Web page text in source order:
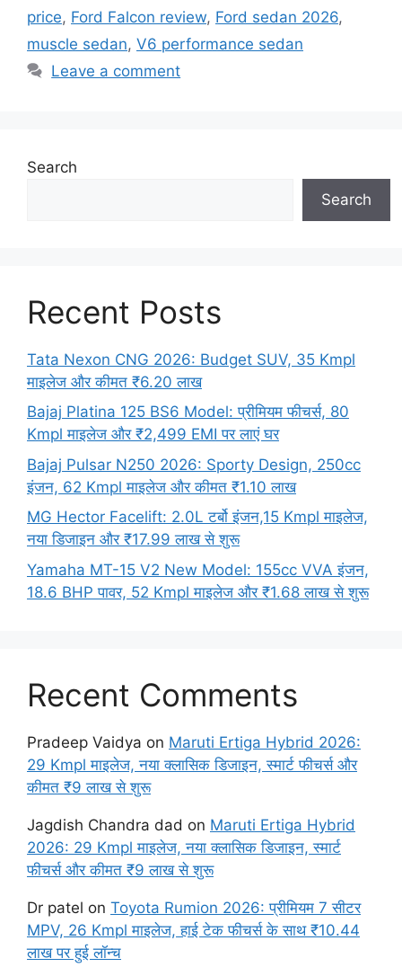
price, Ford Falcon review, Ford sedan 2026,
muscle sedan, V6 performance sedan
Leave a comment
Search
Search
Recent Posts
Tata Nexon CNG 2026: Budget SUV, 35 Kmpl
माइलेज और कीमत ₹6.20 लाख
Bajaj Platina 125 BS6 Model: प्रीमियम फीचर्स, 80
Kmpl माइलेज और ₹2,499 EMI पर लाएं घर
Bajaj Pulsar N250 2026: Sporty Design, 250cc
इंजन, 62 Kmpl माइलेज और कीमत ₹1.10 लाख
MG Hector Facelift: 2.0L टर्बो इंजन,15 Kmpl माइलेज,
नया डिजाइन और ₹17.99 लाख से शुरू
Yamaha MT-15 V2 New Model: 155cc VVA इंजन,
18.6 BHP पावर, 52 Kmpl माइलेज और ₹1.68 लाख से शुरू
Recent Comments
Pradeep Vaidya on Maruti Ertiga Hybrid 2026:
29 Kmpl माइलेज, नया क्लासिक डिजाइन, स्मार्ट फीचर्स और
कीमत ₹9 लाख से शुरू
Jagdish Chandra dad on Maruti Ertiga Hybrid
2026: 29 Kmpl माइलेज, नया क्लासिक डिजाइन, स्मार्ट
फीचर्स और कीमत ₹9 लाख से शुरू
Dr patel on Toyota Rumion 2026: प्रीमियम 7 सीटर
MPV, 26 Kmpl माइलेज, हाई टेक फीचर्स के साथ ₹10.44
लाख पर हुई लॉन्च